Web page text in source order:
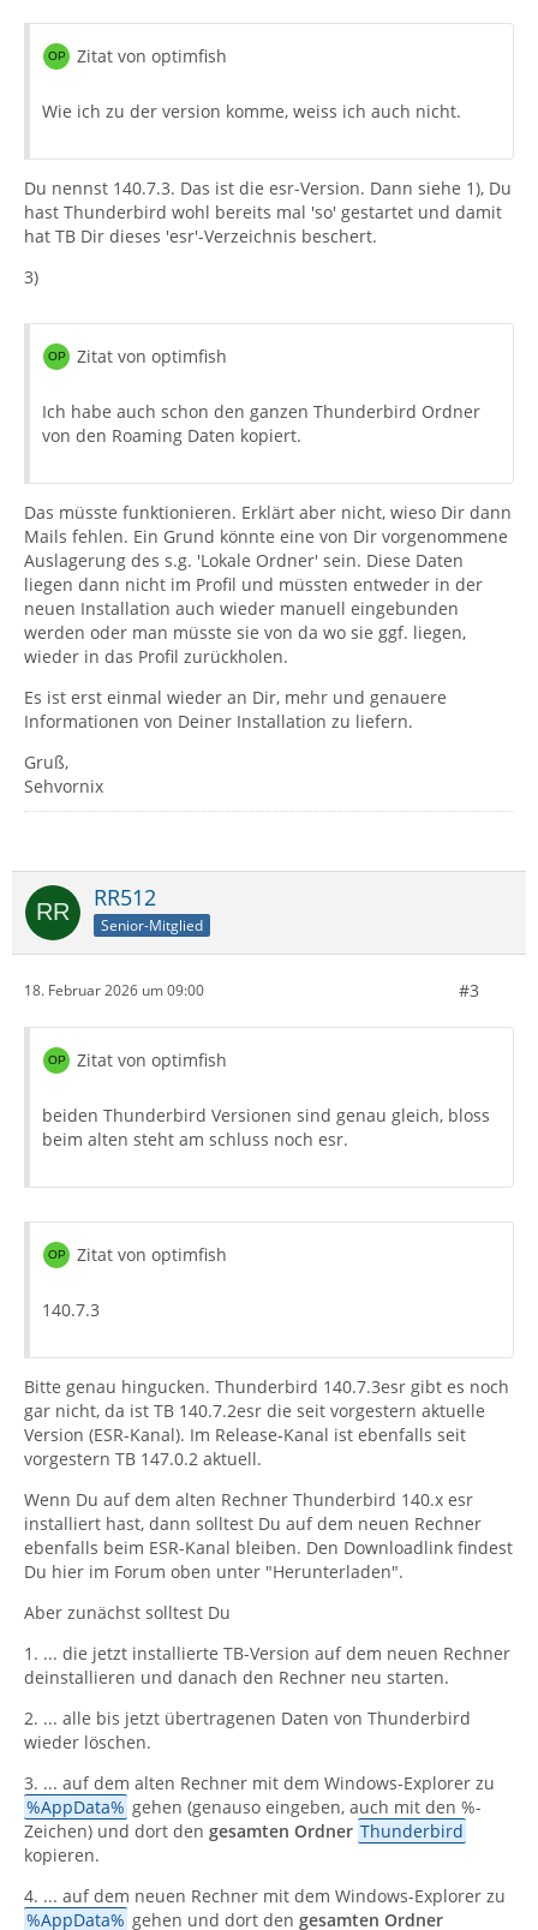
Zitat von optimfish
Wie ich zu der version komme, weiss ich auch nicht.
Du nennst 140.7.3. Das ist die esr-Version. Dann siehe 1), Du
hast Thunderbird wohl bereits mal 'so' gestartet und damit
hat TB Dir dieses 'esr'-Verzeichnis beschert.
3)
Zitat von optimfish
Ich habe auch schon den ganzen Thunderbird Ordner
von den Roaming Daten kopiert.
Das müsste funktionieren. Erklärt aber nicht, wieso Dir dann
Mails fehlen. Ein Grund könnte eine von Dir vorgenommene
Auslagerung des s.g. 'Lokale Ordner' sein. Diese Daten
liegen dann nicht im Profil und müssten entweder in der
neuen Installation auch wieder manuell eingebunden
werden oder man müsste sie von da wo sie ggf. liegen,
wieder in das Profil zurückholen.
Es ist erst einmal wieder an Dir, mehr und genauere
Informationen von Deiner Installation zu liefern.
Gruß,
Sehvornix
RR512
Senior-Mitglied
18. Februar 2026 um 09:00 #3
Zitat von optimfish
beiden Thunderbird Versionen sind genau gleich, bloss
beim alten steht am schluss noch esr.
Zitat von optimfish
140.7.3
Bitte genau hingucken. Thunderbird 140.7.3esr gibt es noch
gar nicht, da ist TB 140.7.2esr die seit vorgestern aktuelle
Version (ESR-Kanal). Im Release-Kanal ist ebenfalls seit
vorgestern TB 147.0.2 aktuell.
Wenn Du auf dem alten Rechner Thunderbird 140.x esr
installiert hast, dann solltest Du auf dem neuen Rechner
ebenfalls beim ESR-Kanal bleiben. Den Downloadlink findest
Du hier im Forum oben unter "Herunterladen".
Aber zunächst solltest Du
1. ... die jetzt installierte TB-Version auf dem neuen Rechner
deinstallieren und danach den Rechner neu starten.
2. ... alle bis jetzt übertragenen Daten von Thunderbird
wieder löschen.
3. ... auf dem alten Rechner mit dem Windows-Explorer zu
%AppData% gehen (genauso eingeben, auch mit den %-
Zeichen) und dort den gesamten Ordner Thunderbird
kopieren.
4. ... auf dem neuen Rechner mit dem Windows-Explorer zu
%AppData% gehen und dort dengesamten Ordner